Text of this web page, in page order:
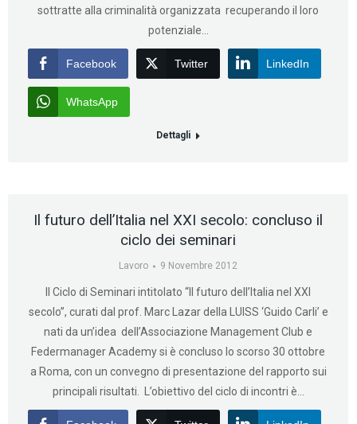
sottratte alla criminalità organizzata recuperando il loro
potenziale…
Facebook Twitter LinkedIn
WhatsApp
Dettagli
Il futuro dell’Italia nel XXI secolo: concluso il
ciclo dei seminari
Lavoro 9 Novembre 2012
Il Ciclo di Seminari intitolato “Il futuro dell’Italia nel XXI
secolo”, curati dal prof. Marc Lazar della LUISS ‘Guido Carli’ e
nati da un’idea dell’Associazione Management Club e
Federmanager Academy si è concluso lo scorso 30 ottobre
a Roma, con un convegno di presentazione del rapporto sui
principali risultati. L’obiettivo del ciclo di incontri è…